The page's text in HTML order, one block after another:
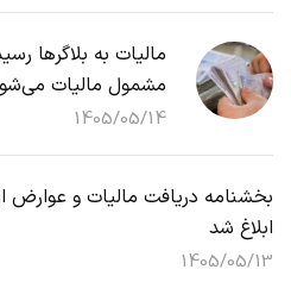
مالیات به بلاگرها
مشمول مالیات
1405/05/14
بخشنامه دریافت مالیات و عوارض
ابلاغ شد
1405/05/13